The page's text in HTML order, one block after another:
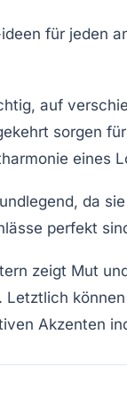
auf
sorgen
eines
da
perfekt
zeigt Mut
Letztlich
Akzenten